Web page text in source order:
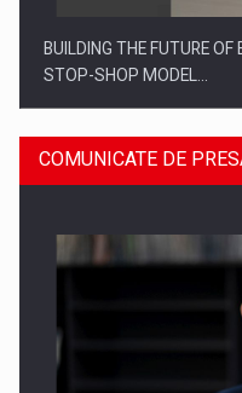
BUILDING THE FUTURE OF
STOP-SHOP MODEL…
COMUNICATE DE